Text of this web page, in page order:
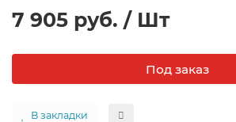
7 905 руб. / Шт
Под заказ
В закладки